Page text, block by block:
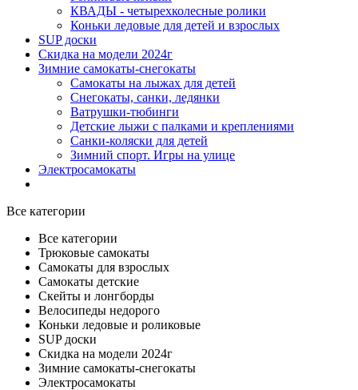
КВАДЫ - четырехколесные ролики
Коньки ледовые для детей и взрослых
SUP доски
Скидка на модели 2024г
Зимние самокаты-снегокаты
Самокаты на лыжах для детей
Снегокаты, санки, ледянки
Ватрушки-тюбинги
Детские лыжи с палками и креплениями
Санки-коляски для детей
Зимний спорт. Игры на улице
Электросамокаты
Все категории
Все категории
Трюковые самокаты
Самокаты для взрослых
Самокаты детские
Cкейты и лонгборды
Велосипеды недорого
Коньки ледовые и роликовые
SUP доски
Скидка на модели 2024г
Зимние самокаты-снегокаты
Электросамокаты